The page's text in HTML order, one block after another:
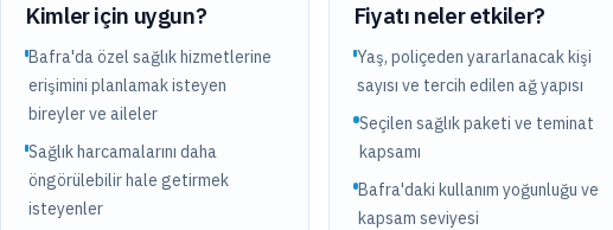
Kimler için uygun?
Bafra'da özel sağlık hizmetlerine
erişimini planlamak isteyen
bireyler ve aileler
Sağlık harcamalarını daha
öngörülebilir hale getirmek
isteyenler
Fiyatı neler etkiler?
Yaş, poliçeden yararlanacak kişi
sayısı ve tercih edilen ağ yapısı
Seçilen sağlık paketi ve teminat
kapsamı
Bafra'daki kullanım yoğunluğu ve
kapsam seviyesi